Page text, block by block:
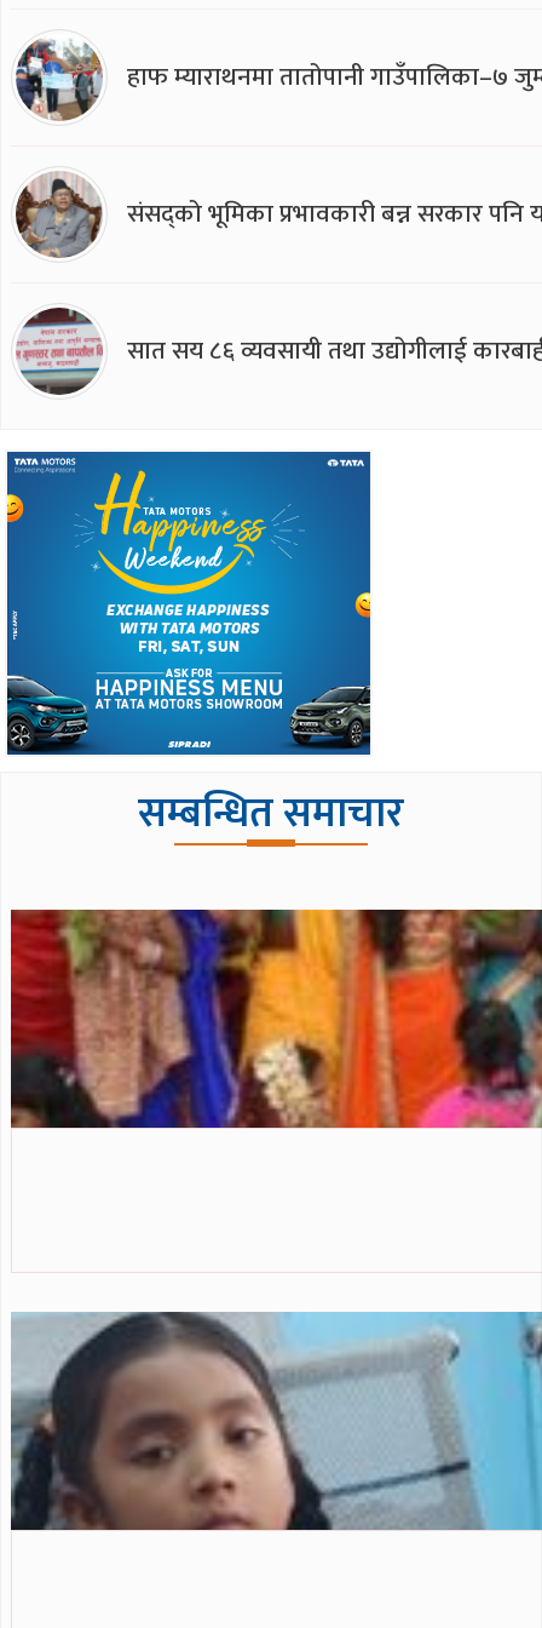
हाफ म्याराथनमा तातोपानी गाउँपालिका–७
संसद्को भूमिका प्रभावकारी बन्न सरकार पनि
सात सय ८६ व्यवसायी तथा उद्योगीलाई
सम्बन्धित समाचार